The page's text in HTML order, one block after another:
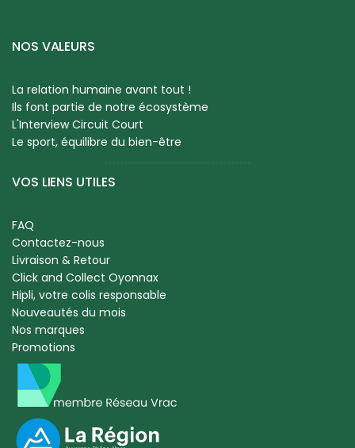
NOS VALEURS
La relation humaine avant tout !
Ils font partie de notre écosystème
L'Interview Circuit Court
Le sport, équilibre du bien-être
VOS LIENS UTILES
FAQ
Contactez-nous
Livraison & Retour
Click and Collect Oyonnax
Hipli, votre colis responsable
Nouveautés du mois
Nos marques
Promotions